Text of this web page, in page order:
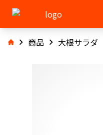
商品 大根サラダ